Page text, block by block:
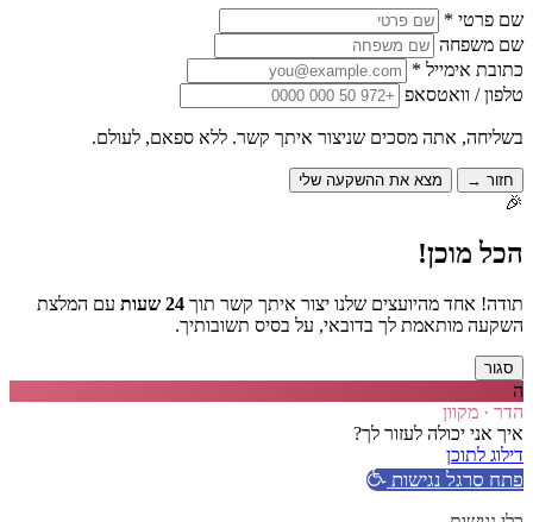
שם פרטי *
שם משפחה
כתובת אימייל *
טלפון / וואטסאפ
בשליחה, אתה מסכים שניצור איתך קשר. ללא ספאם, לעולם.
חזור → מצא את ההשקעה שלי
🎉
הכל מוכן!
תודה! אחד מהיועצים שלנו יצור איתך קשר תוך 24 שעות
עם המלצת
השקעה מותאמת לך בדובאי, על בסיס תשובותיך.
סגור
ה
הדר · מקוון
איך אני יכולה לעזור לך?
דילוג לתוכן
פתח סרגל נגישות